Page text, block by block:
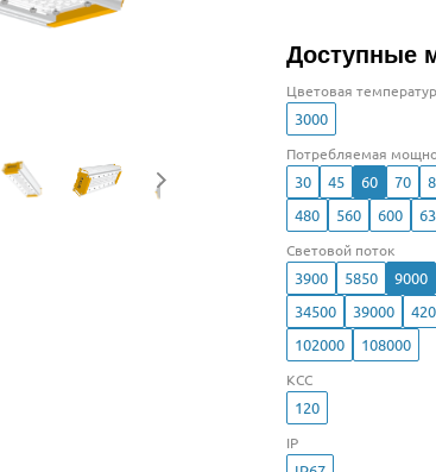
Доступные
Цветовая
3000
Потребляемая
30 45 60 70
480
560 600
Световой поток
3900 5850 9000
34500
39000
102000
108000
КСС
120
IP